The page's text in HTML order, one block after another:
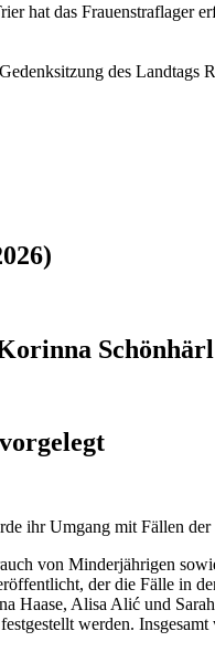
hat das Frauenstraflager
des Landtags
ihr Umgang mit Fällen
von Minderjährigen
der die Fälle in
Haase, Alisa Alić und
werden.